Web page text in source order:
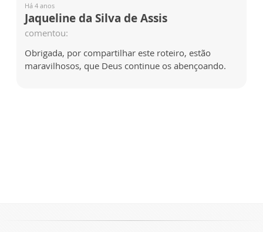
Há 4 anos
Jaqueline da Silva de Assis
comentou:
Obrigada, por compartilhar este roteiro, estão
maravilhosos, que Deus continue os abençoando.